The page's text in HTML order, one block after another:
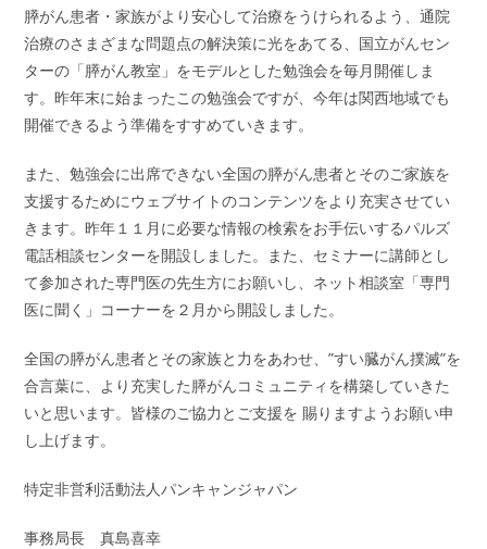
膵がん患者・家族がより安心して治療をうけられるよう、通院
治療のさまざまな問題点の解決策に光をあてる、国立がんセン
ターの「膵がん教室」をモデルとした勉強会を毎月開催しま
す。昨年末に始まったこの勉強会ですが、今年は関西地域でも
開催できるよう準備をすすめていきます。
また、勉強会に出席できない全国の膵がん患者とそのご家族を
支援するためにウェブサイトのコンテンツをより充実させてい
きます。昨年１１月に必要な情報の検索をお手伝いするパルズ
電話相談センターを開設しました。また、セミナーに講師とし
て参加された専門医の先生方にお願いし、ネット相談室「専門
医に聞く」コーナーを２月から開設しました。
全国の膵がん患者とその家族と力をあわせ、”すい臓がん撲滅”を
合言葉に、より充実した膵がんコミュニティを構築していきた
いと思います。皆様のご協力とご支援を 賜りますようお願い申
し上げます。
特定非営利活動法人パンキャンジャパン
事務局長 真島喜幸